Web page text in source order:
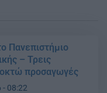
Πανεπιστήμιο
– Τρεις
προσαγωγές
08:22